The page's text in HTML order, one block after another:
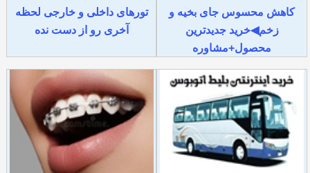
کاهش محسوس جای بخیه و
زخم◀خرید جدیدترین
محصول+مشاوره
تورهای داخلی و خارجی لحظه
آخری رو از دست نده